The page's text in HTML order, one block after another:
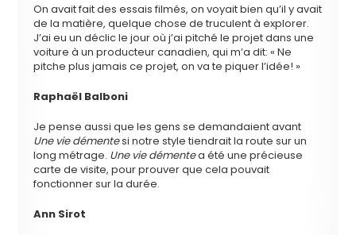
On avait fait des essais filmés, on voyait bien qu’il y avait
de la matière, quelque chose de truculent à explorer.
J’ai eu un déclic le jour où j’ai pitché le projet dans une
voiture à un producteur canadien, qui m’a dit: « Ne
pitche plus jamais ce projet, on va te piquer l’idée! »
Raphaël Balboni
Je pense aussi que les gens se demandaient avant
Une vie démentesi notre style tiendrait la route sur un
long métrage. Une vie démentea été une précieuse
carte de visite, pour prouver que cela pouvait
fonctionner sur la durée.
Ann Sirot